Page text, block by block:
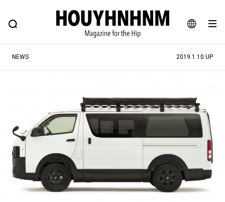
JA
EN
FEATURE BLOG SNAP
ヒップなファッション、カルチャー、ライフスタイルWEBマガジン
#SHOPPING ADDICT #憧れの逸品
#ESSENTIAL DESIGNS #古着サミット
#NEW VINTAGE #マイナーグッド図鑑
#路地裏てぃーん。 #MONTHLY JOURNAL
#GH 銘品の所以 #フイナムのYouTube
#Commune H #FOCUS IT #AH.H
NEWS 2019.1.10 UP